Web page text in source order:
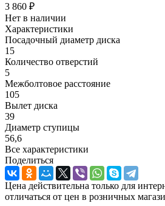
3 860 ₽
Нет в наличии
Характеристики
Посадочный диаметр диска
15
Количество отверстий
5
Межболтовое расстояние
105
Вылет диска
39
Диаметр ступицы
56,6
Все характеристики
Поделиться
Цена действительна только для
отличаться от цен в розничных